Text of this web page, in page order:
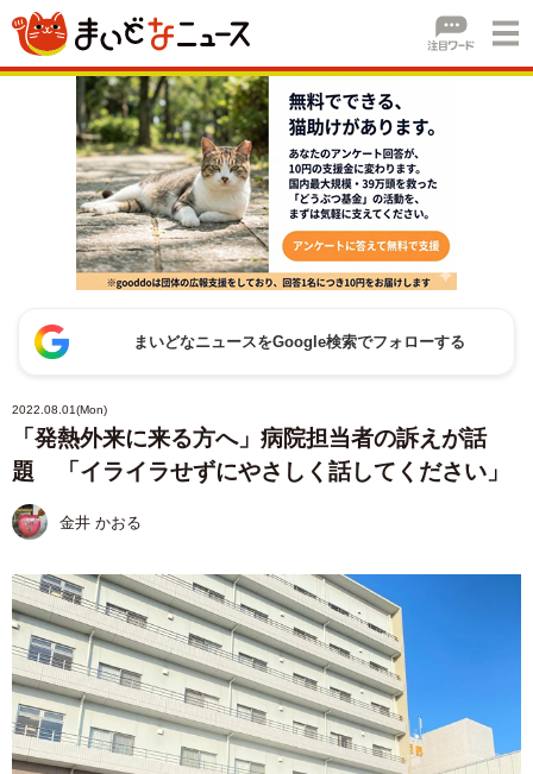
まいどなニュースをGoogle検索でフォローする
2022.08.01(Mon)
「発熱外来に来る方へ」病院担当者の訴えが話
題 「イライラせずにやさしく話してください」
金井 かおる